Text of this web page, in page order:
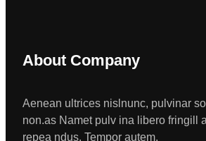
About Company
Aenean ultrices nislnunc, pulvinar
non.as Namet pulv ina libero fringill
repea ndus. Tempor autem.